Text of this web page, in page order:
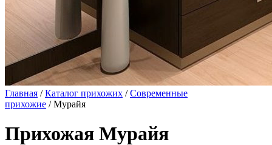
Главная /Каталог прихожих /Современные
прихожие / Мурайя
Прихожая Мурайя